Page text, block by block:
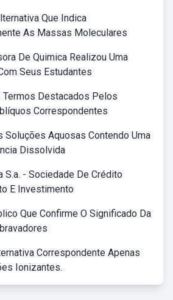
Que Indica
As Massas Moleculares
De Quimica Realizou Uma
Seus Estudantes
Termos Destacados Pelos
Correspondentes
Soluções Aquosas Contendo Uma
Dissolvida
S.a. - Sociedade De Crédito
E Investimento
Que Confirme O Significado Da
Correspondente Apenas
Ionizantes.